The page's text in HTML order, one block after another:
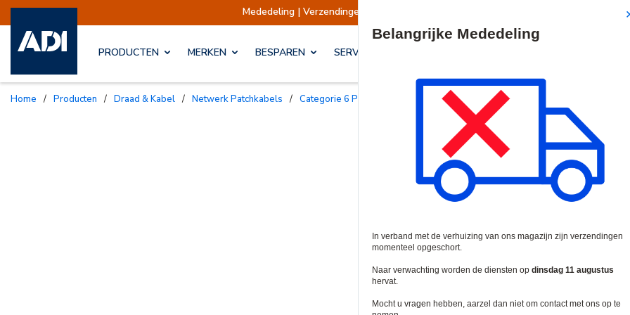
Mededeling | Verzendingen opgeschort Verzendingen worden op dinsdag 11
PRODUCTEN MERKEN BESPAREN SERVICES & OPLOSSINGEN
Home / Producten / Draad & Kabel / Netwerk Patchkabels / Categorie 6 Patchkabels